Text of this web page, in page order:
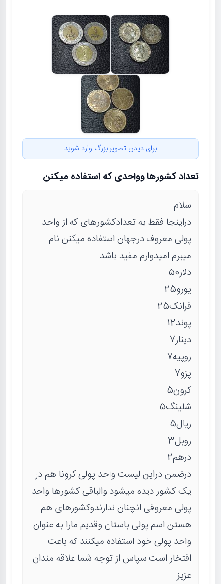
برای دیدن تصویر بزرگ وارد شوید
تعداد کشورها وواحدی که استفاده میکنن
سلام
دراینجا فقط به تعدادکشورهای که از واحد
پولی معروف درجهان استفاده میکنن نام
میبرم امیدوارم مفید باشد
دلار50
یورو25
فرانک25
پوند12
دینار7
روپیه7
پزو7
کرون5
شلینگ5
ریال5
روبل3
درهم2
درضمن دراین لیست واحد پولی کرونا هم در
یک کشور دیده میشود والباقی کشورها واحد
پولی معروفی انچنان ندارندوکشورهای هم
هستن اسم پولی باستان وقدیم مارا به عنوان
واحد پولی خود استفاده میکنند که باعث
افتخار است سپاس از توجه شما علاقه مندان
عزیز